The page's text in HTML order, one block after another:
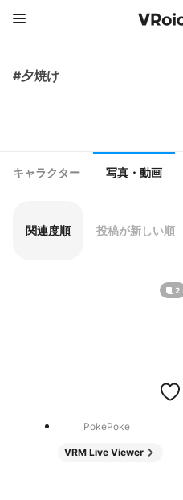
#夕焼け
キャラクター 写真・動画
関連度順 投稿が新しい順
2
PokePoke
VRM Live Viewer